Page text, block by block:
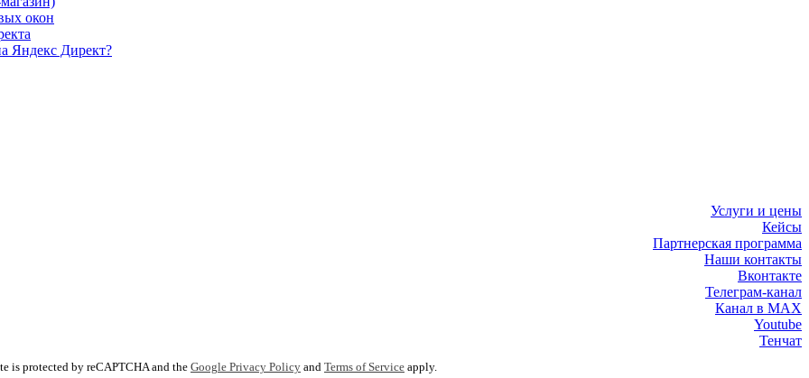
окон
Яндекс Директ?
Услуги и цены
Кейсы
Партнерская программа
Наши контакты
Вконтакте
Телеграм-канал
Канал в MAX
Youtube
Тенчат
is protected by reCAPTCHA and the Google Privacy Policy and Terms of Service apply.